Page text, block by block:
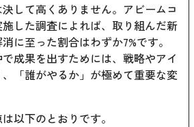
して高くありません。アビームコ
した調査によれば、取り組んだ新
に至った割合はわずか7%です。
成果を出すためには、戦略やアイ
「誰がやるか」が極めて重要な変
以下のとおりです。